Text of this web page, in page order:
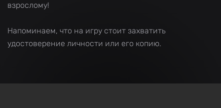
взрослому!
Напоминаем, что на игру стоит захватить
удостоверение личности или его копию.